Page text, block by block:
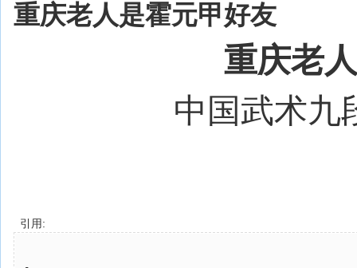
重庆老人是霍元甲好友
重庆老
中国武术九
引用:
.